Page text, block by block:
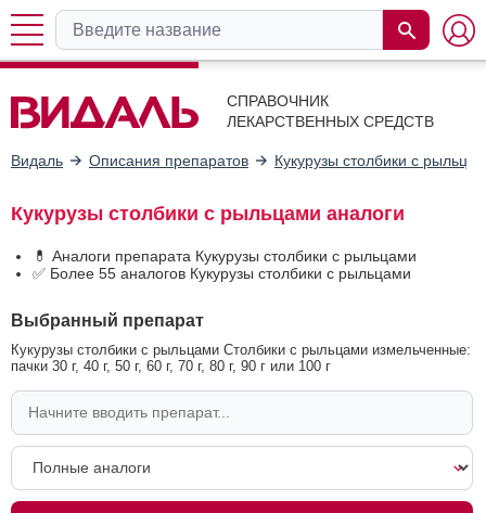
СПРАВОЧНИК
ЛЕКАРСТВЕННЫХ СРЕДСТВ
Видаль Описания препаратов Кукурузы столбики с
Кукурузы столбики с рыльцами аналоги
💊 Аналоги препарата Кукурузы столбики с рыльцами
✅ Более 55 аналогов Кукурузы столбики с рыльцами
Выбранный препарат
Кукурузы столбики с рыльцами Столбики с рыльцами измельченные:
пачки 30 г, 40 г, 50 г, 60 г, 70 г, 80 г, 90 г или 100 г